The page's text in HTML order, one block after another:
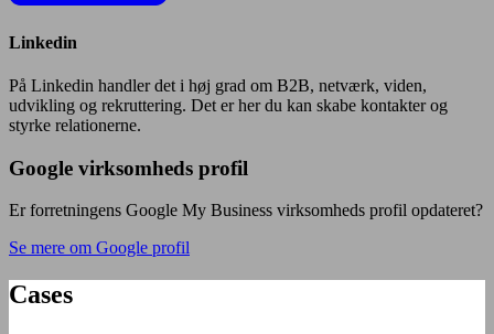
Linkedin
På Linkedin handler det i høj grad om B2B, netværk, viden,
udvikling og rekruttering. Det er her du kan skabe kontakter og
styrke relationerne.
Google virksomheds profil
Er forretningens Google My Business virksomheds profil opdateret?
Se mere om Google profil
Cases